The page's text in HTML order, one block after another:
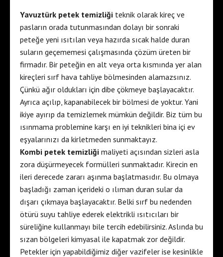
Yavuztürk petek temizliği teknik olarak kireç ve
pasların orada tutunmasından dolayı bir sonraki
peteğe yeni ısıtılan veya hazırda sıcak halde duran
suların geçememesi çalışmasında çözüm üreten bir
firmadır. Bir peteğin en alt veya orta kısmında yer alan
kireçleri sırf hava tahliye bölmesinden alamazsınız.
Çünkü ağır oldukları için dibe çökmeye başlayacaktır.
Ayrıca açılıp, kapanabilecek bir bölmesi de yoktur. Yani
ikiye ayırıp da temizlemek mümkün değildir. Biz tüm bu
ısınmama problemine karşı en iyi teknikleri bina içi ev
eşyalarınızı da kirletmeden sunmaktayız.
Kombi petek temizliği maliyeti açısından sizleri asla
zora düşürmeyecek formülleri sunmaktadır. Kirecin en
ileri derecede zararı aşınma başlatmasıdır. Bu olmaya
başladığı zaman içerideki o ılıman duran sular da
dışarı çıkmaya başlayacaktır. Belki sırf bu nedenden
ötürü suyu tahliye ederek elektrikli ısıtıcıları bir
süreliğine kullanmayı bile tercih edebilirsiniz. Aslında bu
sızan bölgeleri kimyasal ile kapatmak zor değildir.
Petekler için yapabildiğimiz diğer vazifeler ise kesinlikle